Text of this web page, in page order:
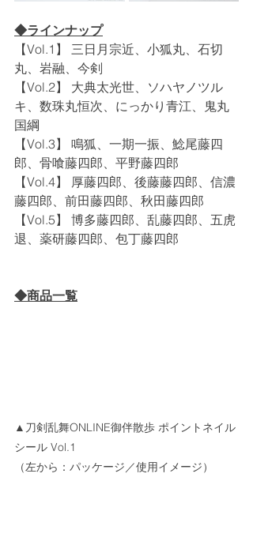
◆ラインナップ
【Vol.1】 三日月宗近、小狐丸、石切
丸、岩融、今剣
【Vol.2】 大典太光世、ソハヤノツル
キ、数珠丸恒次、にっかり青江、鬼丸
国綱
【Vol.3】 鳴狐、一期一振、鯰尾藤四
郎、骨喰藤四郎、平野藤四郎
【Vol.4】 厚藤四郎、後藤藤四郎、信濃
藤四郎、前田藤四郎、秋田藤四郎
【Vol.5】 博多藤四郎、乱藤四郎、五虎
退、薬研藤四郎、包丁藤四郎
◆商品一覧
▲刀剣乱舞ONLINE御伴散歩 ポイントネイル
シール Vol.1
（左から：パッケージ／使用イメージ）